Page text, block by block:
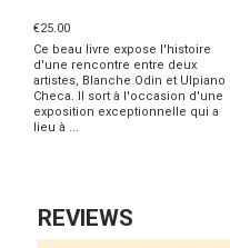
€25.00
Ce beau livre expose l'histoire
d'une rencontre entre deux
artistes, Blanche Odin et Ulpiano
Checa. Il sort à l'occasion d'une
exposition exceptionnelle qui a
lieu à ...
REVIEWS